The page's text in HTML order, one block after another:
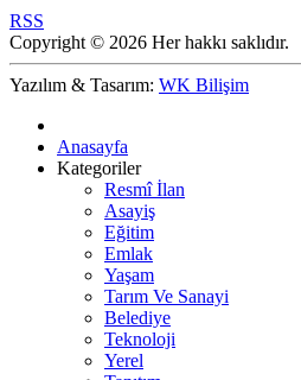
RSS
Copyright © 2026 Her hakkı saklıdır.
Yazılım & Tasarım: WK Bilişim
Anasayfa
Kategoriler
Resmî İlan
Asayiş
Eğitim
Emlak
Yaşam
Tarım Ve Sanayi
Belediye
Teknoloji
Yerel